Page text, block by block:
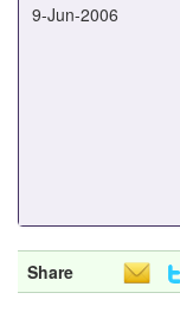
9-Jun-2006
Share